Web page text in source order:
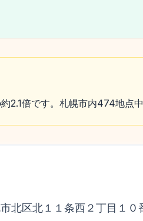
倍です。札幌市内474地点
北区北１１条西２丁目１０